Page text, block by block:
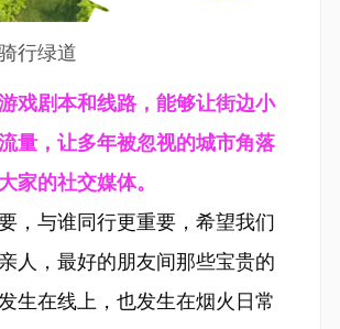
行绿道
戏剧本和线路，能够让街边小
量，让多年被忽视的城市角落
家的社交媒体。
，与谁同行更重要，希望我们
人，最好的朋友间那些宝贵的
生在线上，也发生在烟火日常